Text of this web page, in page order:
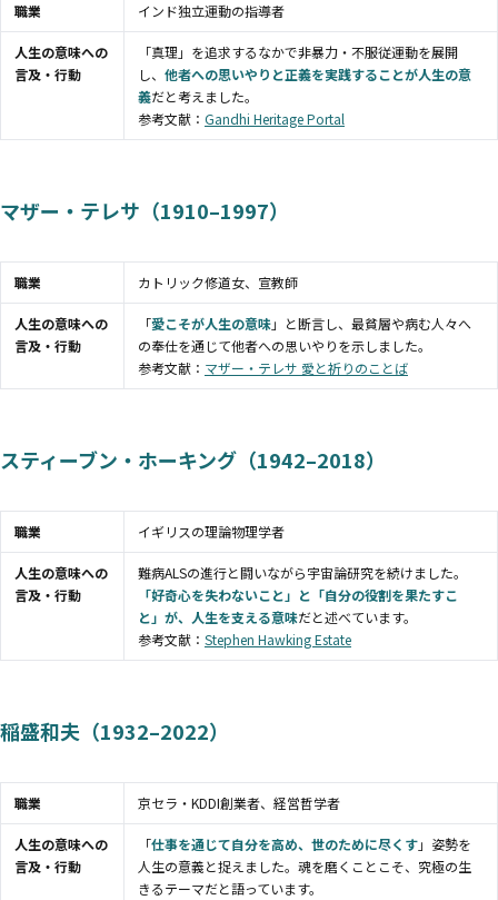
職業 インド独立運動の指導者
人生の意味への
言及・行動
「真理」を追求するなかで非暴力・不服従運動を展開
し、 他者への思いやりと正義を実践することが人生の意
義だと考えました。
参考文献： Gandhi Heritage Portal
マザー・テレサ（1910–1997）
職業 カトリック修道女、宣教師
人生の意味への
言及・行動
「愛こそが人生の意味」と断言し、最貧層や病む人々へ
の奉仕を通じて他者への思いやりを示しました。
参考文献： マザー・テレサ 愛と祈りのことば
スティーブン・ホーキング（1942–2018）
職業 イギリスの理論物理学者
人生の意味への
言及・行動
難病ALSの進行と闘いながら宇宙論研究を続けました。
「好奇心を失わないこと」と「自分の役割を果たすこ
と」が、人生を支える意味だと述べています。
参考文献： Stephen Hawking Estate
稲盛和夫（1932–2022）
職業 京セラ・KDDI創業者、経営哲学者
人生の意味への
言及・行動
「仕事を通じて自分を高め、世のために尽くす」姿勢を
人生の意義と捉えました。魂を磨くことこそ、究極の生
きるテーマだと語っています。